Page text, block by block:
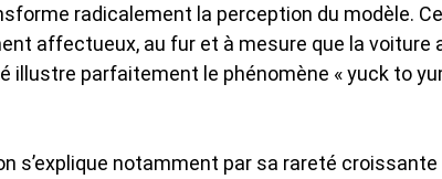
radicalement la perception du modèle.
affectueux, au fur et à mesure que la
illustre parfaitement le phénomène « yuck to
s’explique notamment par sa rareté